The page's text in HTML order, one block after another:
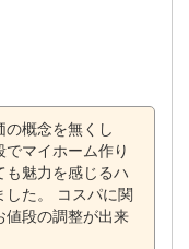
の概念を無くし
マイホーム作り
も魅力を感じるハ
した。 コスパに関
値段の調整が出来